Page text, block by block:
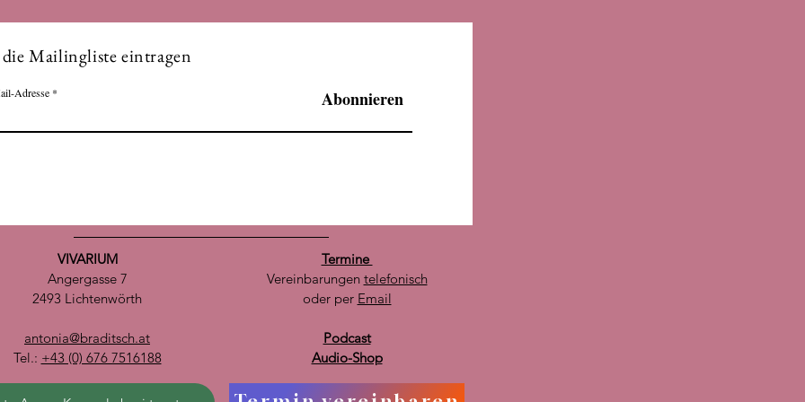
Mailingliste eintragen
Adresse Abonnieren
VIVARIUM
Angergasse 7
2493 Lichtenwörth
antonia@braditsch.at
Tel.: +43 (0) 676 7516188
Termine
Vereinbarungen telefonisch
oder per Email
Podcast
Audio-Shop